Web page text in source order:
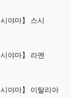
시야마】 스시
시야마】 라멘
시야마】 이탈리아